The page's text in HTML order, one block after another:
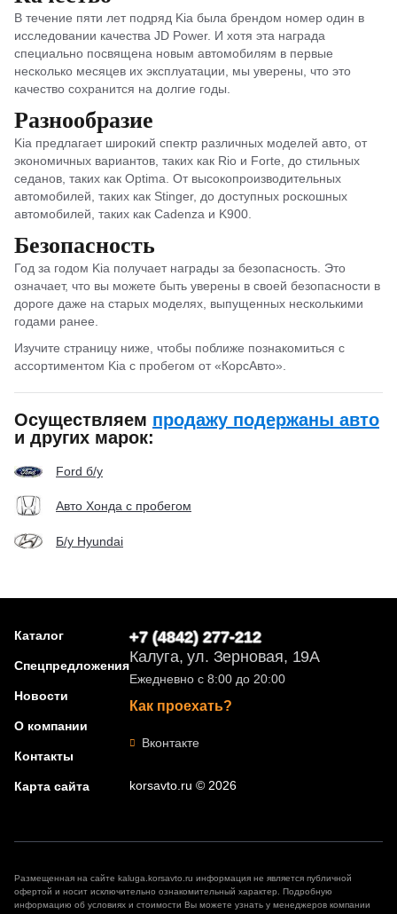
В течение пяти лет подряд Kia была брендом номер один в
исследовании качества JD Power. И хотя эта награда
специально посвящена новым автомобилям в первые
несколько месяцев их эксплуатации, мы уверены, что это
качество сохранится на долгие годы.
Разнообразие
Kia предлагает широкий спектр различных моделей авто, от
экономичных вариантов, таких как Rio и Forte, до стильных
седанов, таких как Optima. От высокопроизводительных
автомобилей, таких как Stinger, до доступных роскошных
автомобилей, таких как Cadenza и K900.
Безопасность
Год за годом Kia получает награды за безопасность. Это
означает, что вы можете быть уверены в своей безопасности в
дороге даже на старых моделях, выпущенных несколькими
годами ранее.
Изучите страницу ниже, чтобы поближе познакомиться с
ассортиментом Kia с пробегом от «КорсАвто».
Осуществляем продажу подержаны авто
и других марок:
Ford б/у
Авто Хонда с пробегом
Б/у Hyundai
Каталог
Спецпредложения
Новости
О компании
Контакты
Карта сайта
+7 (4842) 277-212
Калуга, ул. Зерновая, 19А
Ежедневно с 8:00 до 20:00
Как проехать?
Вконтакте
korsavto.ru © 2026
Размещенная на сайте kaluga.korsavto.ru информация не является публичной
офертой и носит исключительно ознакомительный характер. Подробную
информацию об условиях и стоимости Вы можете узнать у менеджеров компании